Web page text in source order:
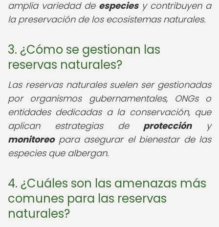
amplia variedad de especiesy contribuyen a
la preservación de los ecosistemas naturales.
3. ¿Cómo se gestionan las
reservas naturales?
Las reservas naturales suelen ser gestionadas
por organismos gubernamentales, ONGs o
entidades dedicadas a la conservación, que
aplican estrategias de proteccióny
monitoreopara asegurar el bienestar de las
especies que albergan.
4. ¿Cuáles son las amenazas más
comunes para las reservas
naturales?